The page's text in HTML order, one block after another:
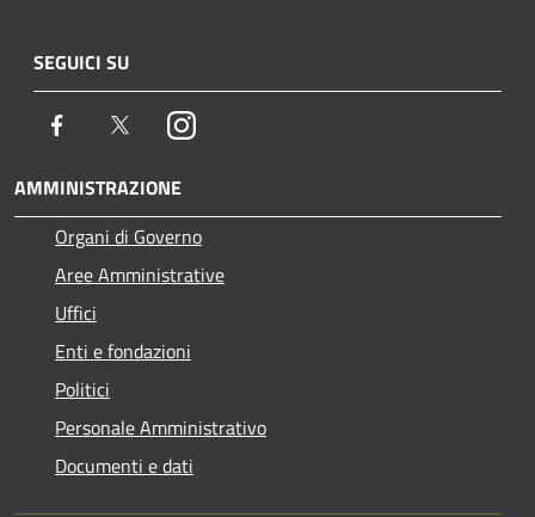
SEGUICI SU
Facebook TwitterInstagram
AMMINISTRAZIONE
Organi di Governo
Aree Amministrative
Uffici
Enti e fondazioni
Politici
Personale Amministrativo
Documenti e dati